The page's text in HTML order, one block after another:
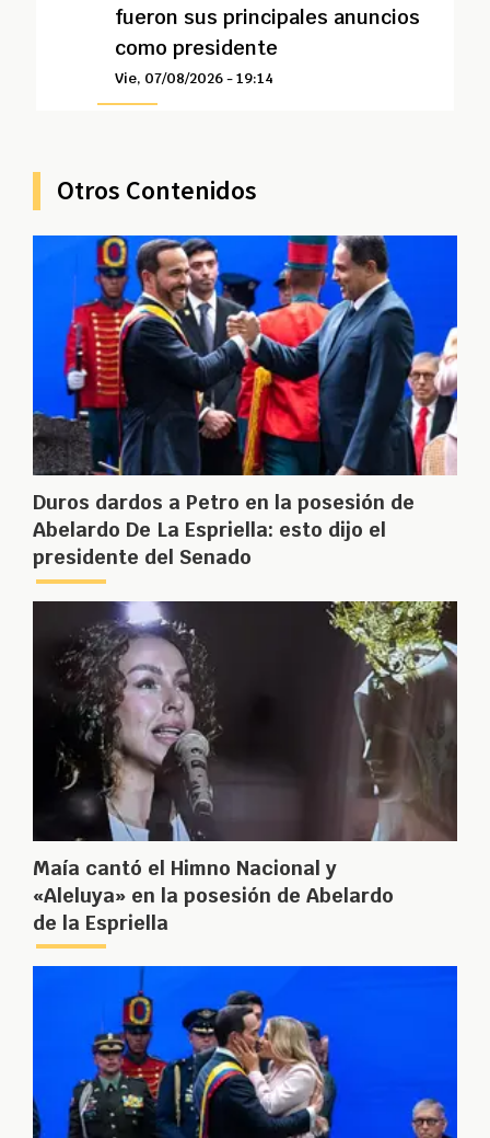
fueron sus principales anuncios
como presidente
Vie, 07/08/2026 - 19:14
Otros Contenidos
Duros dardos a Petro en la posesión de
Abelardo De La Espriella: esto dijo el
presidente del Senado
Maía cantó el Himno Nacional y
«Aleluya» en la posesión de Abelardo
de la Espriella